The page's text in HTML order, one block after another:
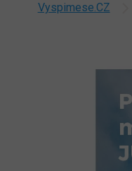
Vyspimese.CZ